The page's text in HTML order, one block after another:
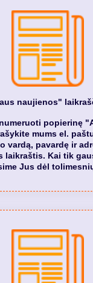
naujienos"
popierinę
mums el.
vardą, pavardę ir
laikraštis. Kai tik
Jus dėl